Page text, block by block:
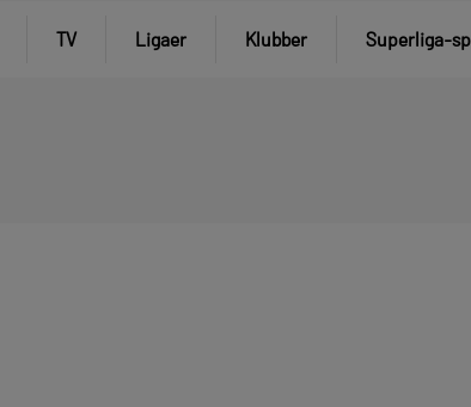
TV Ligaer Klubber Superliga-